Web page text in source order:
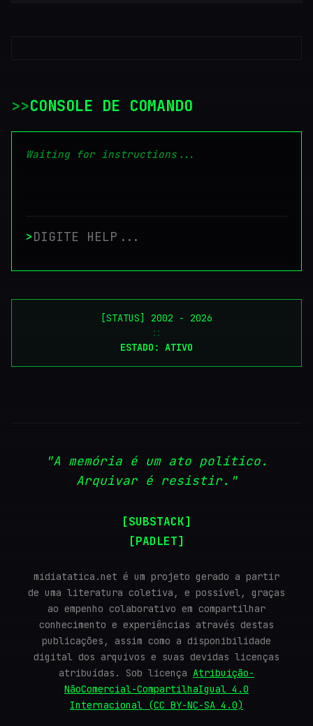
>CONSOLE DE COMANDO
Waiting for instructions...
>
[STATUS] 2002 - 2026
::
ESTADO: ATIVO
"A memória é um ato político.
Arquivar é resistir."
[SUBSTACK]
[PADLET]
midiatatica.net é um projeto gerado a partir
de uma literatura coletiva, e possível, graças
ao empenho colaborativo em compartilhar
conhecimento e experiências através destas
publicações, assim como a disponibilidade
digital dos arquivos e suas devidas licenças
atribuídas. Sob licença Atribuição-
NãoComercial-CompartilhaIgual 4.0
Internacional (CC BY-NC-SA 4.0)